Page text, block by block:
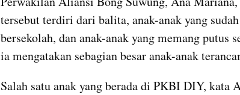
tersebut terdiri dari balita, anak-anak yang
bersekolah, dan anak-anak yang memang putus
ia mengatakan sebagian besar anak-anak
Salah satu anak yang berada di PKBI DIY, kata